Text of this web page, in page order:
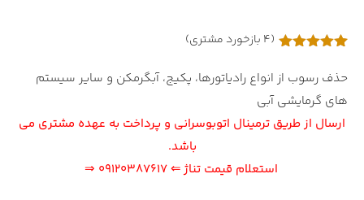
5.00
در
امتیازدهی
مشتری
(
4 بازخورد مشتری)
حذف رسوب از انواع رادیاتورها، پکیج، آبگرمکن و سایر سیستم
های گرمایشی آبی
ارسال از طریق ترمینال اتوبوسرانی و پرداخت به عهده مشتری می
باشد.
استعلام قیمت تناژ⇐ ۰۹۱۲۰۳۸۷۶۱۷ ⇒